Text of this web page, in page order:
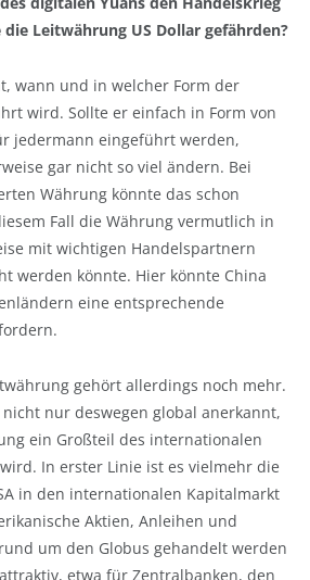
Leitwährung US Dollar gefährden?
wann und in welcher Form der
wird. Sollte er einfach in Form von
jedermann eingeführt werden,
gar nicht so viel ändern. Bei
Währung könnte das schon
Fall die Währung vermutlich in
mit wichtigen Handelspartnern
werden könnte. Hier könnte China
eine entsprechende
gehört allerdings noch mehr.
nur deswegen global anerkannt,
ein Großteil des internationalen
In erster Linie ist es vielmehr die
in den internationalen Kapitalmarkt
Aktien, Anleihen und
um den Globus gehandelt werden
etwa für Zentralbanken, den